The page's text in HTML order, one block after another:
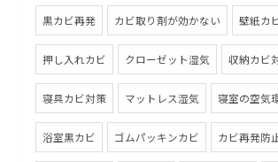
黒カビ再発 カビ取り剤が効かない 壁紙カ
押し入れカビ クローゼット湿気 収納カビ
寝具カビ対策 マットレス湿気 寝室の空気
浴室黒カビ ゴムパッキンカビ カビ再発防